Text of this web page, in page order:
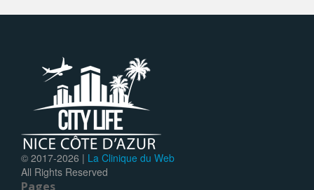
© 2017-2026 | La Clinique du Web
All Rights Reserved
Pages